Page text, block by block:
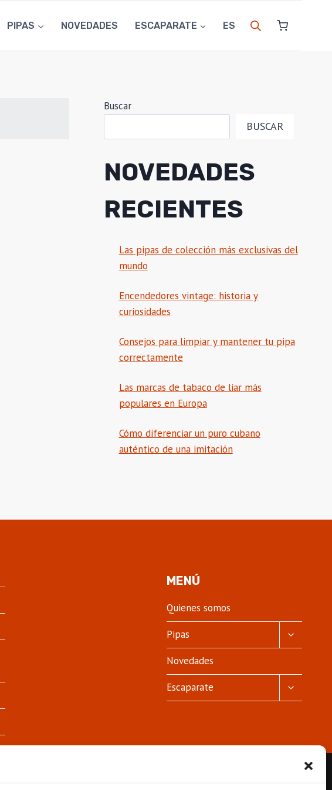
PIPAS NOVEDADES ESCAPARATE ES
Buscar
BUSCAR
NOVEDADES
RECIENTES
Las pipas de colección más exclusivas del
mundo
Encendedores vintage: historia y
curiosidades
Consejos para limpiar y mantener tu pipa
correctamente
Las marcas de tabaco de liar más
populares en Europa
Cómo diferenciar un puro cubano
auténtico de una imitación
MENÚ
Quienes somos
Pipas
Novedades
Escaparate